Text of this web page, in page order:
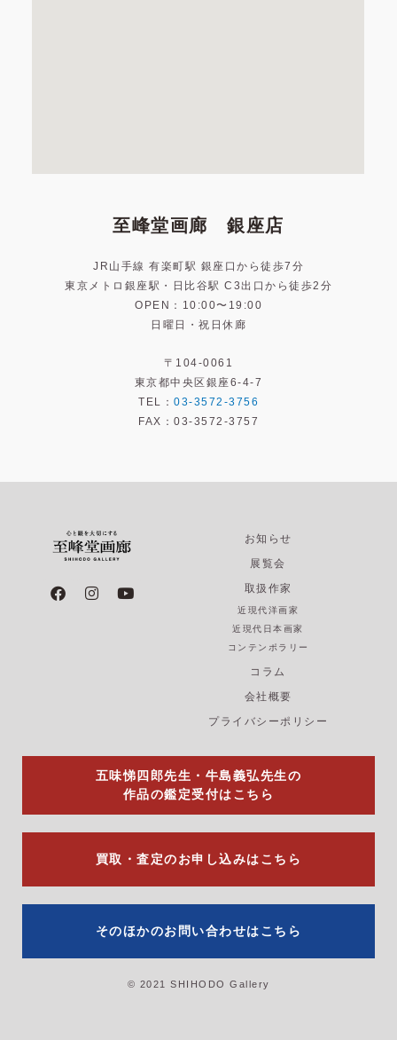
至峰堂画廊 銀座店
JR山手線 有楽町駅 銀座口から徒歩7分
東京メトロ銀座駅・日比谷駅 C3出口から徒歩2分
OPEN：10:00〜19:00
日曜日・祝日休廊
〒104-0061
東京都中央区銀座6-4-7
TEL： 03-3572-3756
FAX：03-3572-3757
F
a
I
n
Y
o
お知らせ
展覧会
取扱作家
近現代洋画家
近現代日本画家
コンテンポラリー
コラム
会社概要
プライバシーポリシー
五味悌四郎先生・牛島義弘先生の
作品の鑑定受付はこちら
買取・査定のお申し込みはこちら
そのほかのお問い合わせはこちら
© 2021 SHIHODO Gallery